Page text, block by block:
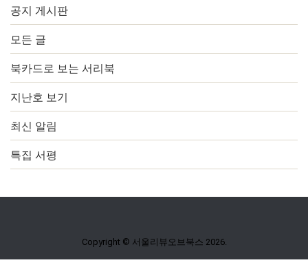
공지 게시판
모든 글
북카드로 보는 서리북
지난호 보기
최신 알림
특집 서평
Copyright © 서울리뷰오브북스 2026.